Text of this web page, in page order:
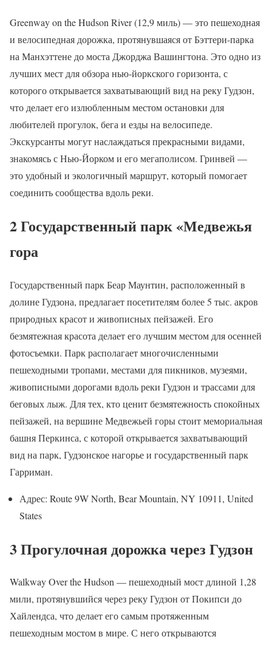
Greenway on the Hudson River (12,9 миль) — это пешеходная
и велосипедная дорожка, протянувшаяся от Бэттери-парка
на Манхэттене до моста Джорджа Вашингтона. Это одно из
лучших мест для обзора нью-йоркского горизонта, с
которого открывается захватывающий вид на реку Гудзон,
что делает его излюбленным местом остановки для
любителей прогулок, бега и езды на велосипеде.
Экскурсанты могут наслаждаться прекрасными видами,
знакомясь с Нью-Йорком и его мегаполисом. Гринвей —
это удобный и экологичный маршрут, который помогает
соединить сообщества вдоль реки.
2 Государственный парк «Медвежья
гора
Государственный парк Беар Маунтин, расположенный в
долине Гудзона, предлагает посетителям более 5 тыс. акров
природных красот и живописных пейзажей. Его
безмятежная красота делает его лучшим местом для осенней
фотосъемки. Парк располагает многочисленными
пешеходными тропами, местами для пикников, музеями,
живописными дорогами вдоль реки Гудзон и трассами для
беговых лыж. Для тех, кто ценит безмятежность спокойных
пейзажей, на вершине Медвежьей горы стоит мемориальная
башня Перкинса, с которой открывается захватывающий
вид на парк, Гудзонское нагорье и государственный парк
Гарриман.
Адрес: Route 9W North, Bear Mountain, NY 10911, United
States
3 Прогулочная дорожка через Гудзон
Walkway Over the Hudson — пешеходный мост длиной 1,28
мили, протянувшийся через реку Гудзон от Покипси до
Хайлендса, что делает его самым протяженным
пешеходным мостом в мире. С него открываются